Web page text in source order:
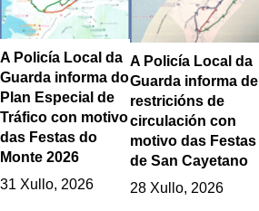
A Policía Local da
Guarda informa do
Plan Especial de
Tráfico con motivo
das Festas do
Monte 2026
31 Xullo, 2026
A Policía Local da
Guarda informa de
restricións de
circulación con
motivo das Festas
de San Cayetano
28 Xullo, 2026